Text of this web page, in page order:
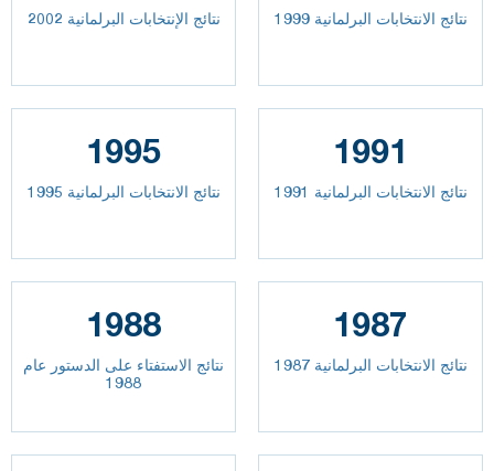
نتائج الإنتخابات البرلمانية 2002 نتائج الانتخابات البرلمانية 1999
1995
نتائج الانتخابات البرلمانية 1995
1991
نتائج الانتخابات البرلمانية 1991
1988
نتائج الاستفتاء على الدستور عام
1988
1987
نتائج الانتخابات البرلمانية 1987